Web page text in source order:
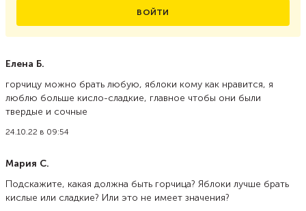
ВОЙТИ
Елена Б.
горчицу можно брать любую, яблоки кому как нравится, я
люблю больше кисло-сладкие, главное чтобы они были
твердые и сочные
24.10.22 в 09:54
Мария С.
Подскажите, какая должна быть горчица? Яблоки лучше брать
кислые или сладкие? Или это не имеет значения?